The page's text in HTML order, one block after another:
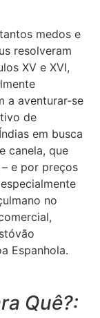
medos e
resolveram
XV e XVI,
a aventurar-se
de
em busca
canela, que
e por preços
no
Espanhola.
Quê?: